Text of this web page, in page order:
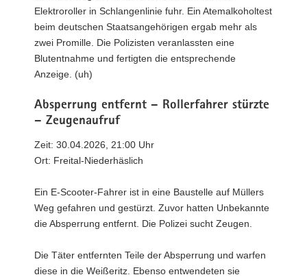
Elektroroller in Schlangenlinie fuhr. Ein Atemalkoholtest
beim deutschen Staatsangehörigen ergab mehr als
zwei Promille. Die Polizisten veranlassten eine
Blutentnahme und fertigten die entsprechende
Anzeige. (uh)
Absperrung entfernt – Rollerfahrer stürzte
– Zeugenaufruf
Zeit: 30.04.2026, 21:00 Uhr
Ort: Freital-Niederhäslich
Ein E-Scooter-Fahrer ist in eine Baustelle auf Müllers
Weg gefahren und gestürzt. Zuvor hatten Unbekannte
die Absperrung entfernt. Die Polizei sucht Zeugen.
Die Täter entfernten Teile der Absperrung und warfen
diese in die Weißeritz. Ebenso entwendeten sie